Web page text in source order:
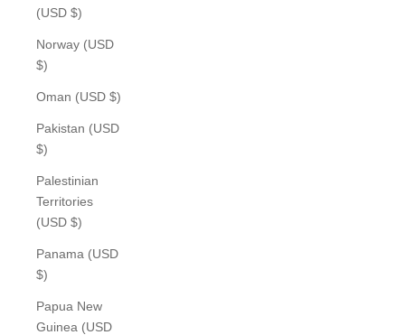
(USD $)
Norway (USD
$)
Oman (USD $)
Pakistan (USD
$)
Palestinian
Territories
(USD $)
Panama (USD
$)
Papua New
Guinea (USD